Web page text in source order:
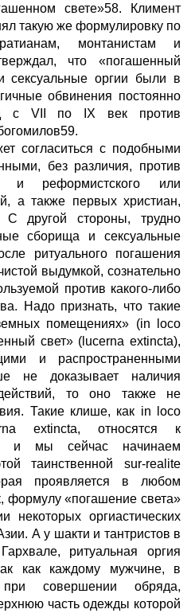
свете»58. Климент
такую же формулировку по
монтанистам и
что «погашенный
сексуальные оргии были в
обвинения постоянно
с VII по IX век против
согласиться с подобными
без различия, против
и реформистского или
а также первых христиан,
С другой стороны, трудно
сборища и сексуальные
ритуального погашения
выдумкой, сознательно
против какого-либо
Надо признать, что такие
помещениях» (in loco
свет» (lucerna extincta),
и распространенными
не доказывает наличия
то оно также не
Такие клише, как in loco
extincta, относятся к
и мы сейчас начинаем
таинственной sur-realite
проявляется в любом
формулу «погашение света»
некоторых оргиастических
А у шакти и тантристов в
ритуальная оргия
как каждому мужчине, в
совершении обряда,
часть одежды которой